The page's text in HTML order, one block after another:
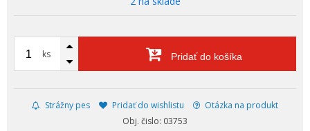
ks Pridať do košíka
Strážny pes Pridať do wishlistu
Otázka na produkt
Obj. čislo: 03753